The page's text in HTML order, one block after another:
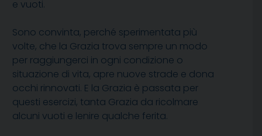
e vuoti.
Sono convinta, perché sperimentata più
volte, che la Grazia trova sempre un modo
per raggiungerci in ogni condizione o
situazione di vita, apre nuove strade e dona
occhi rinnovati. E la Grazia è passata per
questi esercizi, tanta Grazia da ricolmare
alcuni vuoti e lenire qualche ferita.